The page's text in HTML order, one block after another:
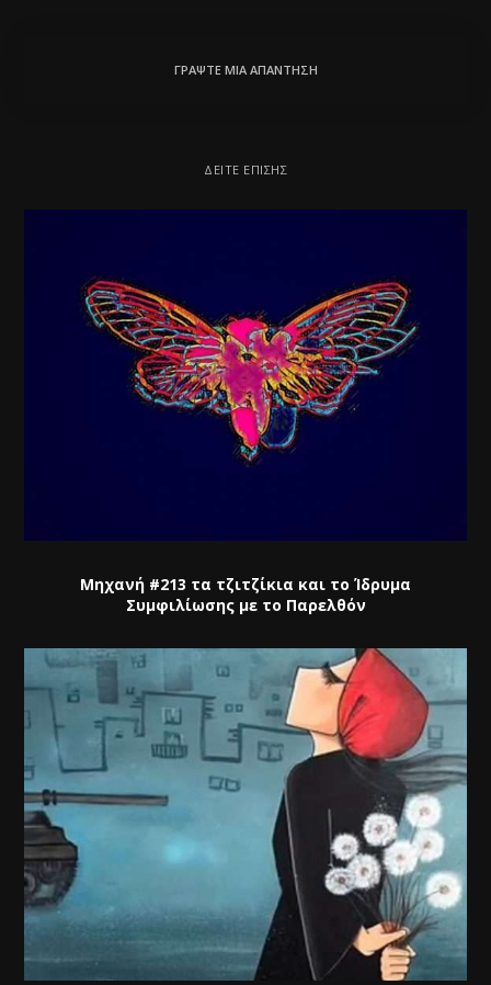
ΓΡΆΨΤΕ ΜΙΑ ΑΠΆΝΤΗΣΗ
ΔΕΊΤΕ ΕΠΊΣΗΣ
Μηχανή #213 τα τζιτζίκια και το Ίδρυμα
Συμφιλίωσης με το Παρελθόν